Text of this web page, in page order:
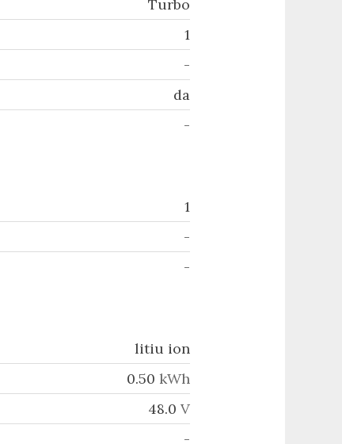
Turbo
1
-
da
-
1
-
-
litiu ion
0.50 kWh
48.0 V
-